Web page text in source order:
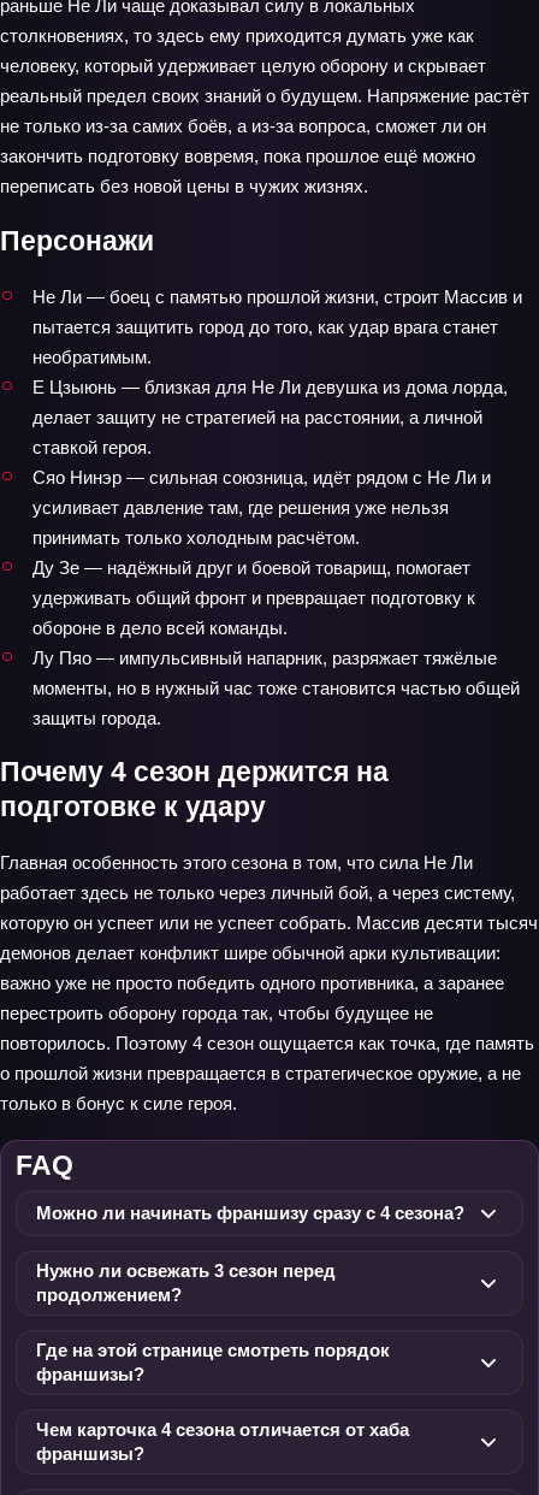
раньше Не Ли чаще доказывал силу в локальных
столкновениях, то здесь ему приходится думать уже как
человеку, который удерживает целую оборону и скрывает
реальный предел своих знаний о будущем. Напряжение растёт
не только из-за самих боёв, а из-за вопроса, сможет ли он
закончить подготовку вовремя, пока прошлое ещё можно
переписать без новой цены в чужих жизнях.
Персонажи
Не Ли — боец с памятью прошлой жизни, строит Массив и
пытается защитить город до того, как удар врага станет
необратимым.
Е Цзыюнь — близкая для Не Ли девушка из дома лорда,
делает защиту не стратегией на расстоянии, а личной
ставкой героя.
Сяо Нинэр — сильная союзница, идёт рядом с Не Ли и
усиливает давление там, где решения уже нельзя
принимать только холодным расчётом.
Ду Зе — надёжный друг и боевой товарищ, помогает
удерживать общий фронт и превращает подготовку к
обороне в дело всей команды.
Лу Пяо — импульсивный напарник, разряжает тяжёлые
моменты, но в нужный час тоже становится частью общей
защиты города.
Почему 4 сезон держится на
подготовке к удару
Главная особенность этого сезона в том, что сила Не Ли
работает здесь не только через личный бой, а через систему,
которую он успеет или не успеет собрать. Массив десяти тысяч
демонов делает конфликт шире обычной арки культивации:
важно уже не просто победить одного противника, а заранее
перестроить оборону города так, чтобы будущее не
повторилось. Поэтому 4 сезон ощущается как точка, где память
о прошлой жизни превращается в стратегическое оружие, а не
только в бонус к силе героя.
FAQ
Можно ли начинать франшизу сразу с 4 сезона?
Нужно ли освежать 3 сезон перед
продолжением?
Где на этой странице смотреть порядок
франшизы?
Чем карточка 4 сезона отличается от хаба
франшизы?